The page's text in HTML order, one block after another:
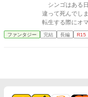
シンゴはある
違って死んでし
転生する際にオ
を貰ったシンゴ。 弱小の魔物を倒してレベルを上げ、異世
ハーレムを作る
ファンタジー 完結 長編 R15